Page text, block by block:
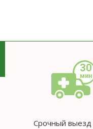
Срочный выезд